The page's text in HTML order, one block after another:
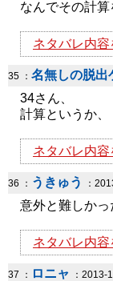
なんでその計
ネタバレ内容
35 ： 名無しの脱出
34さん、
計算というか、
ネタバレ内容
36 ： うきゅう ：
意外と難しかっ
ネタバレ内容
37 ： ロニャ ：2013-